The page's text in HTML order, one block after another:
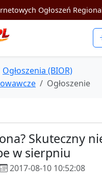
Ogłoszeń
Ogłoszenia (BIOR)
Ogłoszenie
Skuteczny
w sierpniu
2017-08-10 10:52:08